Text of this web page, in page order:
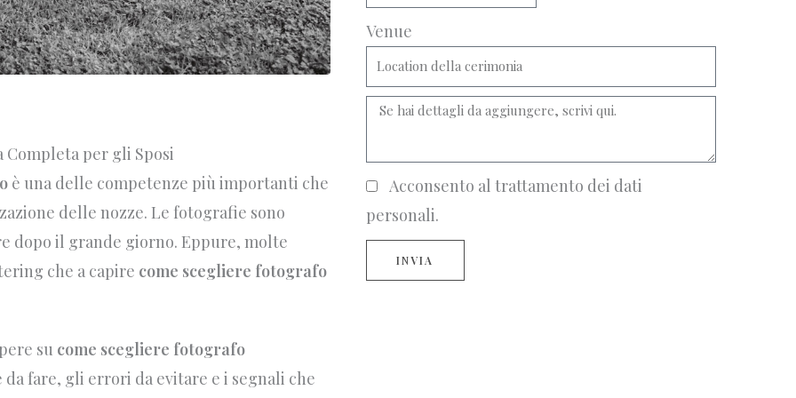
Completa per gli Sposi
è una delle competenze più importanti che
delle nozze. Le fotografie sono
dopo il grande giorno. Eppure, molte
che a capire come scegliere fotografo
su come scegliere fotografo
fare, gli errori da evitare e i segnali che
Venue
Acconsento al trattamento dei dati
personali.
INVIA